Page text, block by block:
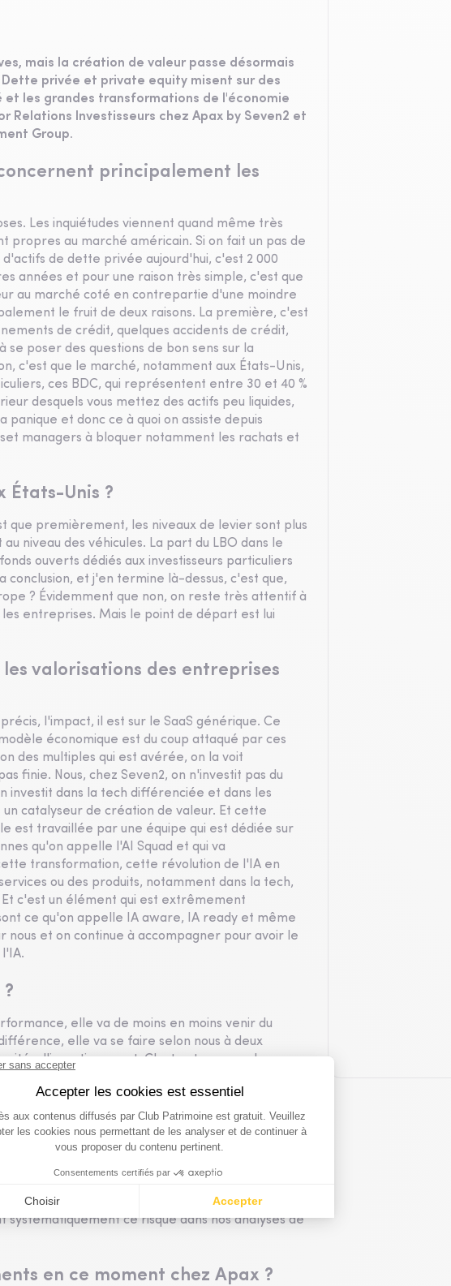
mais la création de valeur passe désormais
privée et private equity misent sur des
les grandes transformations de l'économie
Relations Investisseurs chez Apax by Seven2 et
Group.
principalement les
Les inquiétudes viennent quand même très
propres au marché américain. Si on fait un pas de
de dette privée aujourd'hui, c'est 2 000
années et pour une raison très simple, c'est que
au marché coté en contrepartie d'une moindre
le fruit de deux raisons. La première, c'est
de crédit, quelques accidents de crédit,
poser des questions de bon sens sur la
c'est que le marché, notamment aux États-Unis,
ces BDC, qui représentent entre 30 et 40 %
desquels vous mettez des actifs peu liquides,
panique et donc ce à quoi on assiste depuis
managers à bloquer notamment les rachats et
États-Unis ?
que premièrement, les niveaux de levier sont plus
niveau des véhicules. La part du LBO dans le
ouverts dédiés aux investisseurs particuliers
conclusion, et j'en termine là-dessus, c'est que,
? Évidemment que non, on reste très attentif à
entreprises. Mais le point de départ est lui
valorisations des entreprises
l'impact, il est sur le SaaS générique. Ce
économique est du coup attaqué par ces
des multiples qui est avérée, on la voit
finie. Nous, chez Seven2, on n'investit pas du
investit dans la tech différenciée et dans les
catalyseur de création de valeur. Et cette
est travaillée par une équipe qui est dédiée sur
qu'on appelle l'AI Squad et qui va
transformation, cette révolution de l'IA en
ou des produits, notamment dans la tech,
c'est un élément qui est extrêmement
ce qu'on appelle IA aware, IA ready et même
et on continue à accompagner pour avoir le
elle va de moins en moins venir du
elle va se faire selon nous à deux
d'investissement. C'est notre cœur de
de temps à sélectionner les bonnes
nous, c'est la rigueur dans la structuration
niveaux de levier mesurés, des restrictions sur
évidemment on recherche des secteurs
et sur les revenus. On privilégie les sociétés
du moment. On s'intéresse beaucoup en ce
la santé, l'agroalimentaire, la transition
notamment liés à la disruption avec
ce risque dans nos analyses de
en ce moment chez Apax ?